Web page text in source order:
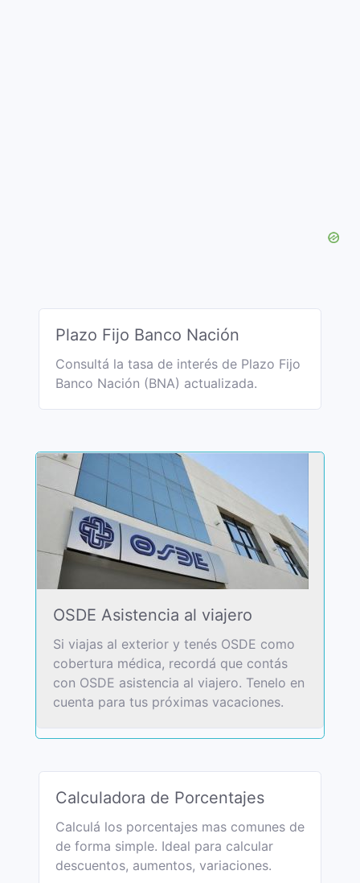
Plazo Fijo Banco Nación
Consultá la tasa de interés de Plazo Fijo
Banco Nación (BNA) actualizada.
OSDE Asistencia al viajero
Si viajas al exterior y tenés OSDE como
cobertura médica, recordá que contás
con OSDE asistencia al viajero. Tenelo en
cuenta para tus próximas vacaciones.
Calculadora de Porcentajes
Calculá los porcentajes mas comunes de
de forma simple. Ideal para calcular
descuentos, aumentos, variaciones.